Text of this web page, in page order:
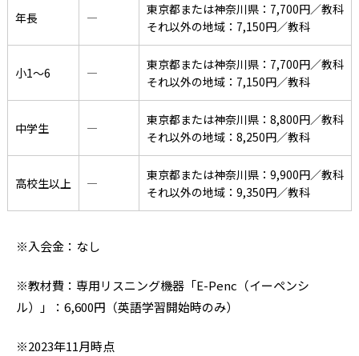
年長 ―
東京都または神奈川県：7,700円／教科
それ以外の地域：7,150円／教科
小1〜6 ―
東京都または神奈川県：7,700円／教科
それ以外の地域：7,150円／教科
中学生 ―
東京都または神奈川県：8,800円／教科
それ以外の地域：8,250円／教科
高校生以上 ―
東京都または神奈川県：9,900円／教科
それ以外の地域：9,350円／教科
※入会金：なし
※教材費：専用リスニング機器「E-Penc（イーペンシ
ル）」：6,600円（英語学習開始時のみ）
※2023年11月時点